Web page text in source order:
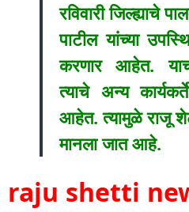
रविवारी जिल्ह्याचे
पाटील यांच्या
करणार आहेत.
त्याचे अन्य
आहेत. त्यामुळे राजू
मानला जात आहे.
raju shetti